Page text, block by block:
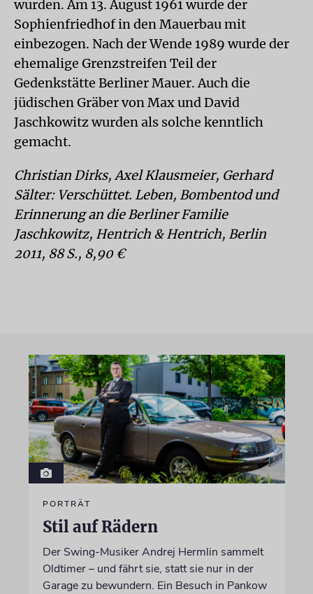
wurden. Am 13. August 1961 wurde der
Sophienfriedhof in den Mauerbau mit
einbezogen. Nach der Wende 1989 wurde der
ehemalige Grenzstreifen Teil der
Gedenkstätte Berliner Mauer. Auch die
jüdischen Gräber von Max und David
Jaschkowitz wurden als solche kenntlich
gemacht.
Christian Dirks, Axel Klausmeier, Gerhard
Sälter: Verschüttet. Leben, Bombentod und
Erinnerung an die Berliner Familie
Jaschkowitz, Hentrich & Hentrich, Berlin
2011, 88 S., 8,90 €
PORTRÄT
Stil auf Rädern
Der Swing-Musiker Andrej Hermlin sammelt
Oldtimer – und fährt sie, statt sie nur in der
Garage zu bewundern. Ein Besuch in Pankow